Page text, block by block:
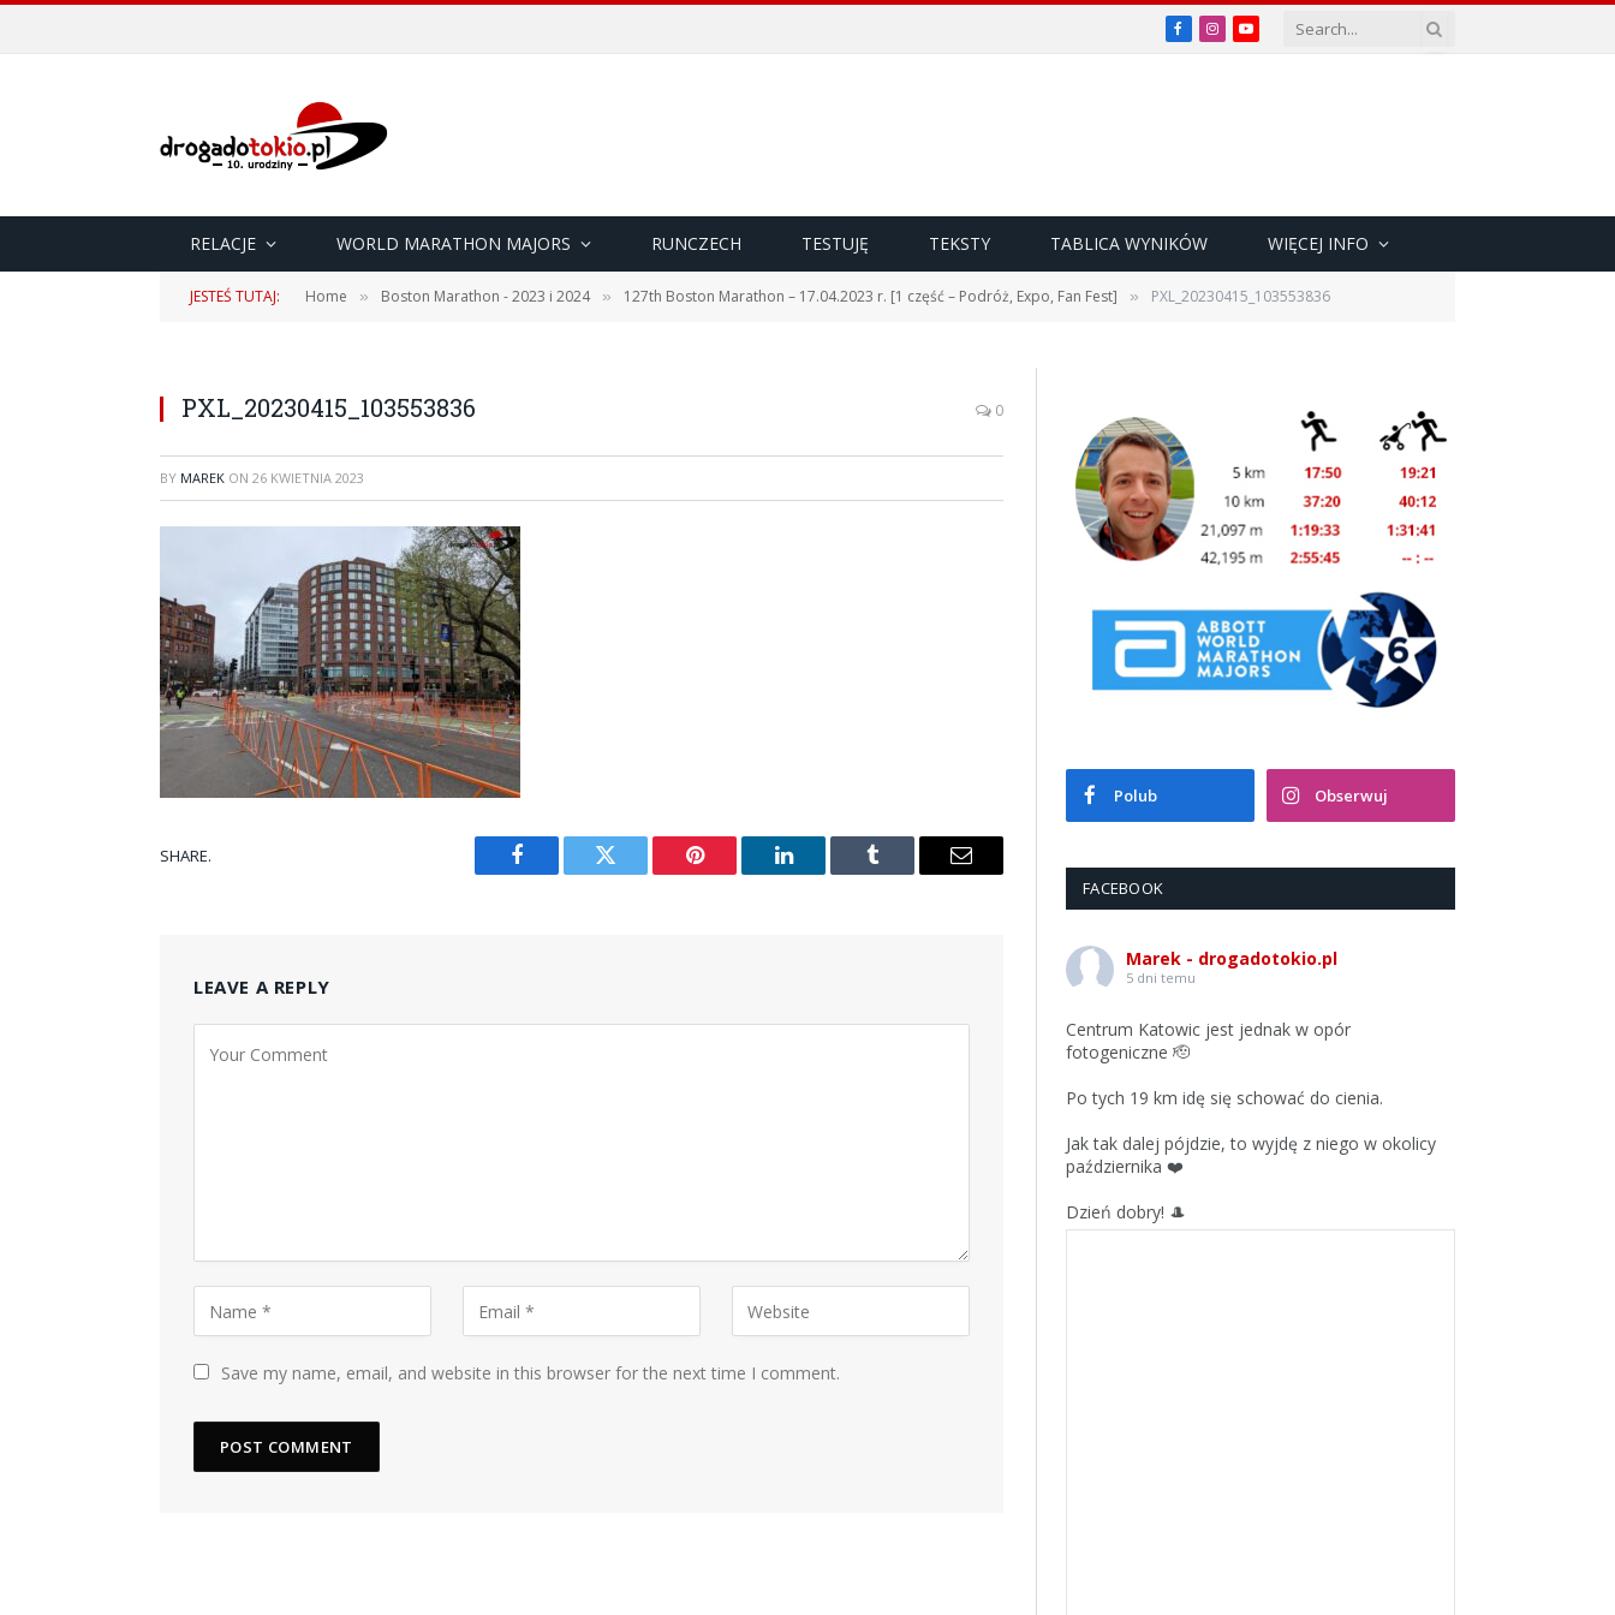
Facebook
InstagramYouTube
RELACJE WORLD MARATHON MAJORS RUNCZECH TESTUJĘ TEKSTY TABLICA WYNIKÓW WIĘCEJ INFO
JESTEŚ TUTAJ: Home » Boston Marathon - 2023 i 2024 » 127th Boston Marathon – 17.04.2023 r. [1 część – Podróż, Expo, Fan Fest] » PXL_20230415_103553836
PXL_20230415_103553836 0
BY MAREK ON 26 KWIETNIA 2023
SHARE.
Facebook Twitter Pinterest LinkedIn Tumblr Email
LEAVE A REPLY
Save my name, email, and website in this browser for the next time I comment.
Polub Obserwuj
FACEBOOK
Marek - drogadotokio.pl
5 dni temu
Centrum Katowic jest jednak w opór
fotogeniczne 🫡
Po tych 19 km idę się schować do cienia.
Jak tak dalej pójdzie, to wyjdę z niego w okolicy
października ❤️
Dzień dobry! 🎩